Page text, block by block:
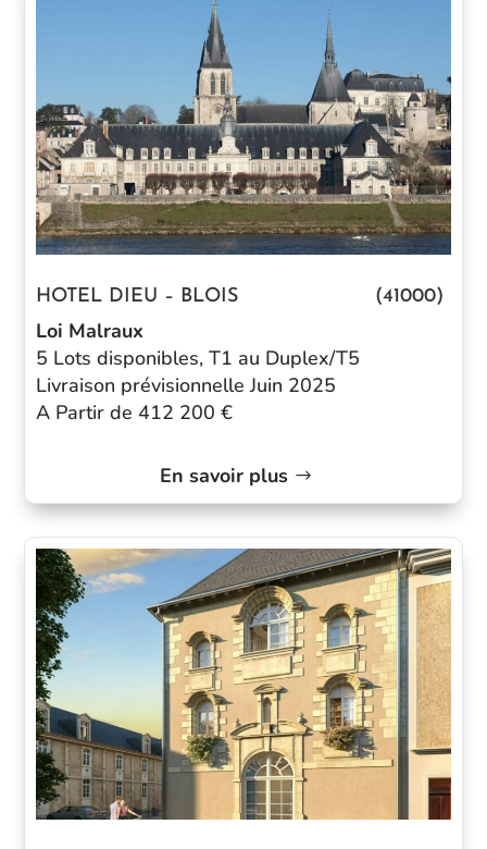
HOTEL DIEU – BLOIS (41000)
Loi Malraux
5 Lots disponibles, T1 au Duplex/T5
Livraison prévisionnelle Juin 2025
A Partir de 412 200 €
En savoir plus